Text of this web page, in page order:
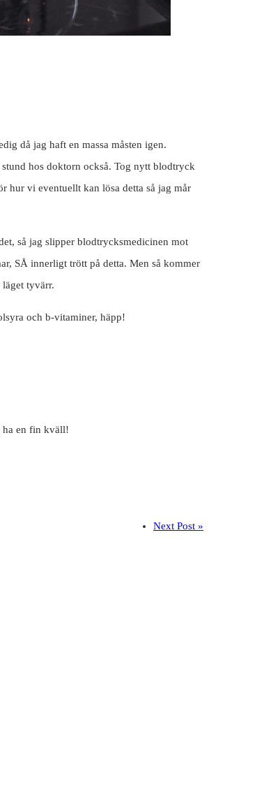
då jag haft en massa måsten igen.
hos doktorn också. Tog nytt blodtryck
hur vi eventuellt kan lösa detta så jag mår
så jag slipper blodtrycksmedicinen mot
SÅ innerligt trött på detta. Men så kommer
tyvärr.
och b-vitaminer, häpp!
ha en fin kväll!
Next Post »